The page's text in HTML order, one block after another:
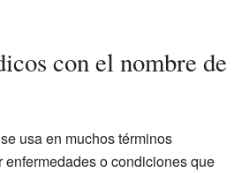
con el nombre de
usa en muchos términos
enfermedades o condiciones que